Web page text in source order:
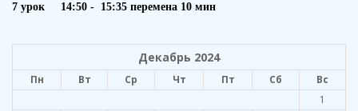
7 урок 14:50 - 15:35 перемена 10 мин
Декабрь 2024
Пн Вт Ср Чт Пт Сб
Вс
1